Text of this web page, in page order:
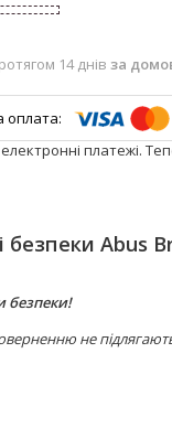
14 днів за
електронні платежі.
Abus
безпеки!
не